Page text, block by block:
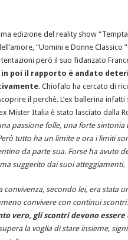
edizione del reality show
“Uomini e Donne Classico
però il suo fidanzato
in poi il rapporto è andato
. Chiofalo ha cercato di
il perchè. L’ex ballerina infatti
Mister Italia è stato lasciato dalla
passione folle, una forte sintonia
tutto ha un limite e ora i limiti
da parte sua. Forse ha avuto
suggerito dai suoi atteggiamenti.
secondo lei, era stata
convivere con continui
vero, gli scontri devono
la voglia di stare insieme,